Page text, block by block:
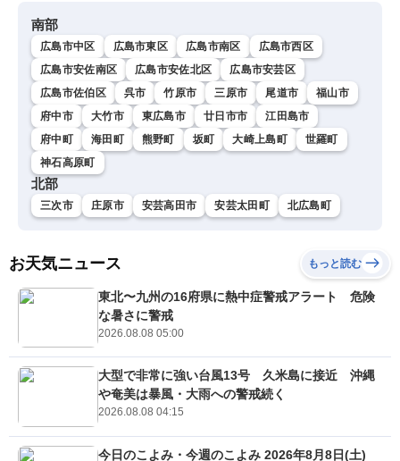
南部
広島市中区 広島市東区 広島市南区
広島市西区
広島市安佐南区
広島市安佐北区
広島市安芸区
広島市佐伯区
呉市 竹原市 三原市 尾道市
福山市
府中市
大竹市 東広島市 廿日市市
江田島市
府中町
海田町 熊野町 坂町 大崎上島町
世羅町
神石高原町
北部
三次市 庄原市 安芸高田市 安芸太田町 北広島町
お天気ニュース もっと読む
東北〜九州の16府県に熱中症警戒アラート 危険
な暑さに警戒
2026.08.08 05:00
大型で非常に強い台風13号 久米島に接近 沖縄
や奄美は暴風・大雨への警戒続く
2026.08.08 04:15
今日のこよみ・今週のこよみ 2026年8月8日(土)